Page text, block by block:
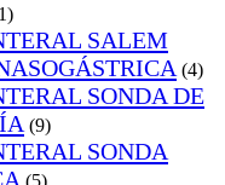
SALEM
(4)
SONDA DE
(9)
SONDA